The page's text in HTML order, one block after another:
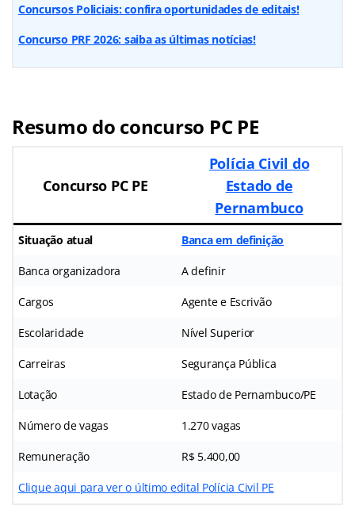
Concursos Policiais: confira oportunidades de editais!
Concurso PRF 2026: saiba as últimas notícias!
Resumo do concurso PC PE
Concurso PC PE
Polícia Civil do
Estado de
Pernambuco
Situação atual Banca em definição
Banca organizadora A definir
Cargos Agente e Escrivão
Escolaridade Nível Superior
Carreiras Segurança Pública
Lotação Estado de Pernambuco/PE
Número de vagas 1.270 vagas
Remuneração R$ 5.400,00
Clique aqui para ver o último edital Polícia Civil PE